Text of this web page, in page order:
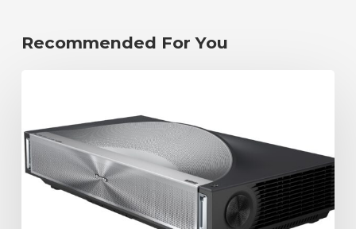
Recommended For You